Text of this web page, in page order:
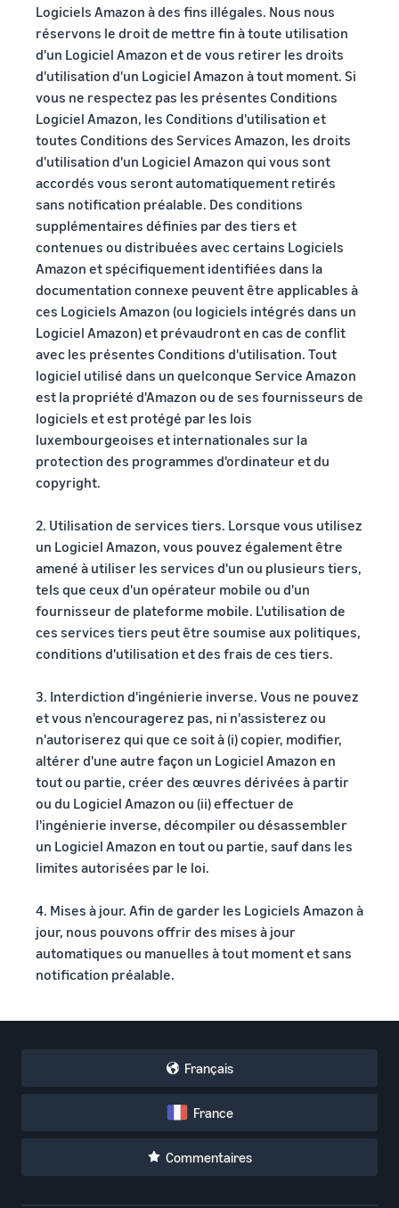
Logiciels Amazon à des fins illégales. Nous nous
réservons le droit de mettre fin à toute utilisation
d'un Logiciel Amazon et de vous retirer les droits
d'utilisation d'un Logiciel Amazon à tout moment. Si
vous ne respectez pas les présentes Conditions
Logiciel Amazon, les Conditions d'utilisation et
toutes Conditions des Services Amazon, les droits
d'utilisation d'un Logiciel Amazon qui vous sont
accordés vous seront automatiquement retirés
sans notification préalable. Des conditions
supplémentaires définies par des tiers et
contenues ou distribuées avec certains Logiciels
Amazon et spécifiquement identifiées dans la
documentation connexe peuvent être applicables à
ces Logiciels Amazon (ou logiciels intégrés dans un
Logiciel Amazon) et prévaudront en cas de conflit
avec les présentes Conditions d'utilisation. Tout
logiciel utilisé dans un quelconque Service Amazon
est la propriété d'Amazon ou de ses fournisseurs de
logiciels et est protégé par les lois
luxembourgeoises et internationales sur la
protection des programmes d'ordinateur et du
copyright.
2. Utilisation de services tiers. Lorsque vous utilisez
un Logiciel Amazon, vous pouvez également être
amené à utiliser les services d'un ou plusieurs tiers,
tels que ceux d'un opérateur mobile ou d'un
fournisseur de plateforme mobile. L'utilisation de
ces services tiers peut être soumise aux politiques,
conditions d'utilisation et des frais de ces tiers.
3. Interdiction d'ingénierie inverse. Vous ne pouvez
et vous n'encouragerez pas, ni n'assisterez ou
n'autoriserez qui que ce soit à (i) copier, modifier,
altérer d'une autre façon un Logiciel Amazon en
tout ou partie, créer des œuvres dérivées à partir
ou du Logiciel Amazon ou (ii) effectuer de
l'ingénierie inverse, décompiler ou désassembler
un Logiciel Amazon en tout ou partie, sauf dans les
limites autorisées par le loi.
4. Mises à jour. Afin de garder les Logiciels Amazon à
jour, nous pouvons offrir des mises à jour
automatiques ou manuelles à tout moment et sans
notification préalable.
Français
France
Commentaires